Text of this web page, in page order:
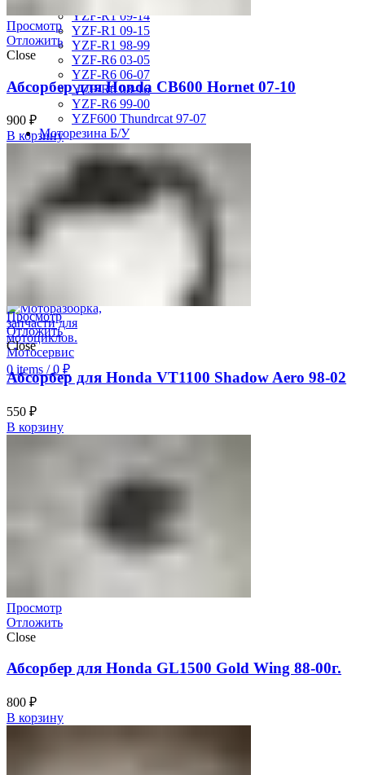
YZF-R1 09-14
YZF-R1 09-15
YZF-R1 98-99
YZF-R6 03-05
YZF-R6 06-07
YZF-R6 08-16
YZF-R6 99-00
YZF600 Thundrcat 97-07
Моторезина Б/У
Авторизация
Отложить
items
Меню
0items / 0 ₽
Просмотр
Отложить
Close
Абсорбер для Honda CB600 Hornet 07-10
900 ₽
В корзину
Просмотр
Отложить
Close
Абсорбер для Honda VT1100 Shadow Aero 98-02
550 ₽
В корзину
Просмотр
Отложить
Close
Абсорбер для Honda GL1500 Gold Wing 88-00г.
800 ₽
В корзину